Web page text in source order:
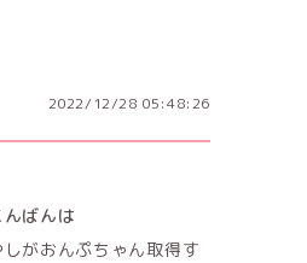
2022/12/28 05:48:26
ばんは
がおんぷちゃん取得す